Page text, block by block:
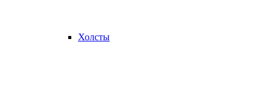
Холсты